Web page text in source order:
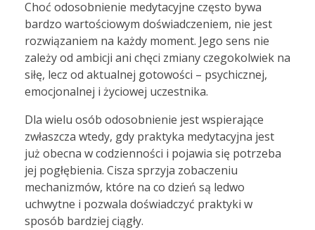
Choć odosobnienie medytacyjne często bywa
bardzo wartościowym doświadczeniem, nie jest
rozwiązaniem na każdy moment. Jego sens nie
zależy od ambicji ani chęci zmiany czegokolwiek na
siłę, lecz od aktualnej gotowości – psychicznej,
emocjonalnej i życiowej uczestnika.
Dla wielu osób odosobnienie jest wspierające
zwłaszcza wtedy, gdy praktyka medytacyjna jest
już obecna w codzienności i pojawia się potrzeba
jej pogłębienia. Cisza sprzyja zobaczeniu
mechanizmów, które na co dzień są ledwo
uchwytne i pozwala doświadczyć praktyki w
sposób bardziej ciągły.